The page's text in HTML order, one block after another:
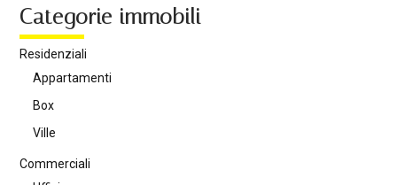
Categorie immobili
Residenziali
Appartamenti
Box
Ville
Commerciali